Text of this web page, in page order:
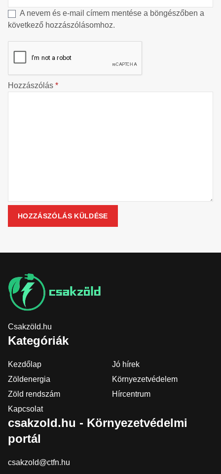
A nevem és e-mail címem mentése a böngészőben a
következő hozzászólásomhoz.
Hozzászólás *
Csakzöld.hu
Kategóriák
Kezdőlap
Jó hírek
Zöldenergia
Környezetvédelem
Zöld rendszám
Hírcentrum
Kapcsolat
csakzold.hu - Környezetvédelmi
portál
csakzold@ctfn.hu